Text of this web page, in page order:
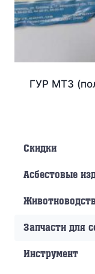
ГУР МТЗ
Скидки
Асбестовые
Запчасти для
Инструмент